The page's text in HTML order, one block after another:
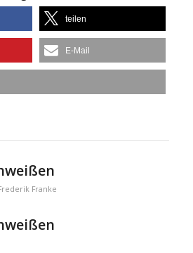
teilen
E-Mail
Franke